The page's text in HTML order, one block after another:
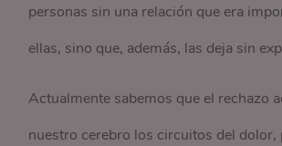
personas sin una relación que era
ellas, sino que, además, las deja sin
Actualmente sabemos que el rechazo
nuestro cerebro los circuitos del dolor,